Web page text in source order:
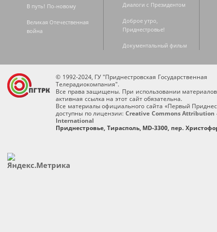
В путь! По-новому
Великая Отечественная
война
Диалоги с Президентом
Доброе утро,
Приднестровье!
Документальный фильм
© 1992-2024, ГУ "Приднестровская Государственная
Телерадиокомпания".
Все права защищены. При использовании
активная ссылка на этот сайт обязательна.
Все материалы официального сайта «Первый
доступны по лицензии: Creative Commons Attribution
International
Приднестровье, Тирасполь, MD-3300, пер.